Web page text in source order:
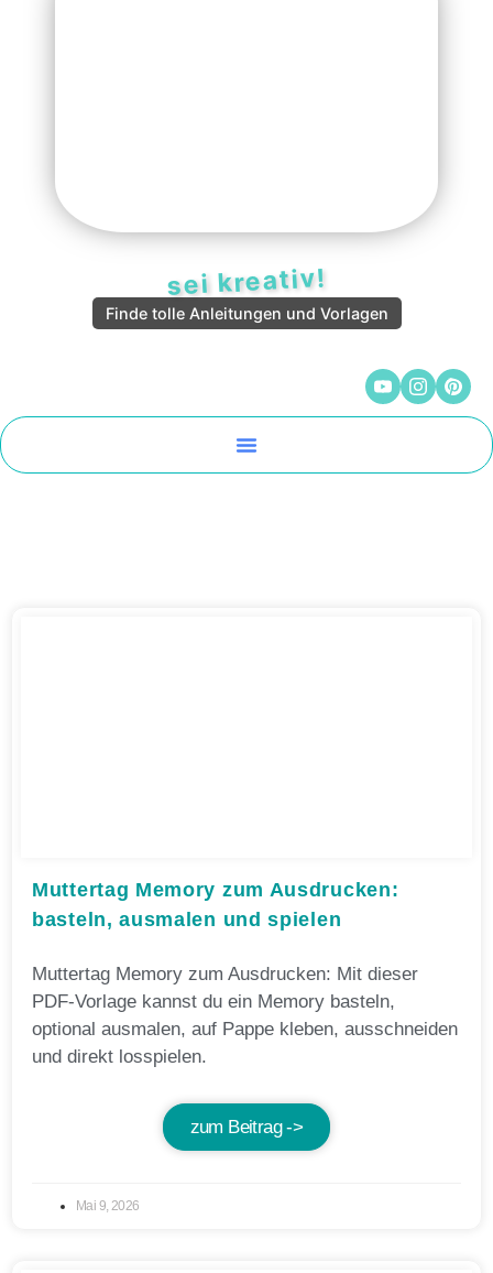
sei kreativ!
Finde tolle Anleitungen und Vorlagen
Muttertag Memory zum Ausdrucken:
basteln, ausmalen und spielen
Muttertag Memory zum Ausdrucken: Mit dieser
PDF-Vorlage kannst du ein Memory basteln,
optional ausmalen, auf Pappe kleben, ausschneiden
und direkt losspielen.
zum Beitrag ->
Mai 9, 2026